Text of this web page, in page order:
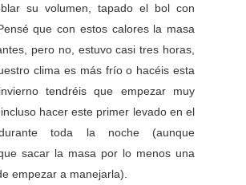
su volumen, tapado el bol con
que con estos calores la masa
pero no, estuvo casi tres horas,
clima es más frío o hacéis esta
tendréis que empezar muy
hacer este primer levado en el
toda la noche (aunque
sacar la masa por lo menos una
empezar a manejarla).